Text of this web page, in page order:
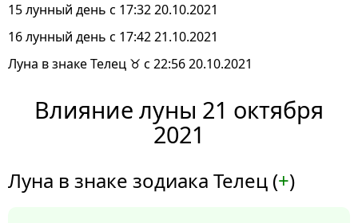
15 лунный день с 17:32 20.10.2021
16 лунный день с 17:42 21.10.2021
Луна в знаке Телец ♉ с 22:56 20.10.2021
Влияние луны 21 октября
2021
Луна в знаке зодиака Телец (+)